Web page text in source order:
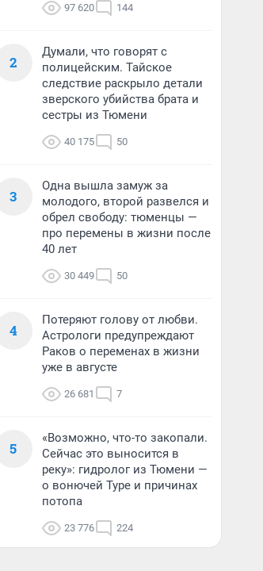
97 620 144
2
Думали, что говорят с
полицейским. Тайское
следствие раскрыло детали
зверского убийства брата и
сестры из Тюмени
40 175 50
3
Одна вышла замуж за
молодого, второй развелся и
обрел свободу: тюменцы —
про перемены в жизни после
40 лет
30 449 50
4
Потеряют голову от любви.
Астрологи предупреждают
Раков о переменах в жизни
уже в августе
26 681 7
5
«Возможно, что-то закопали.
Сейчас это выносится в
реку»: гидролог из Тюмени —
о вонючей Туре и причинах
потопа
23 776 224